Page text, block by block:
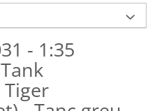
- 1:35
Tiger